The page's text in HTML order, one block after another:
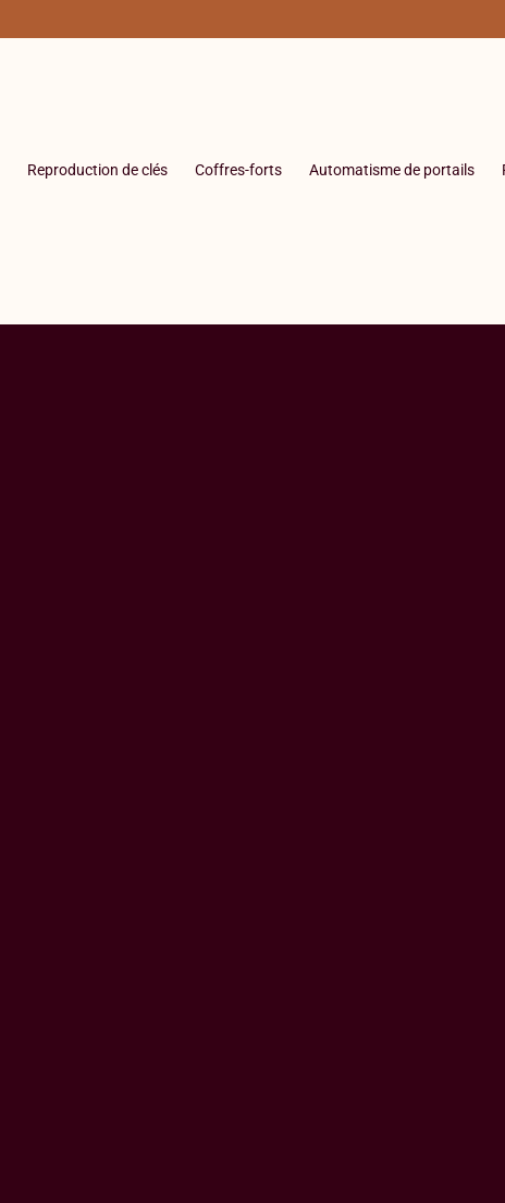
Reproduction de clés Coffres-forts Automatisme de portails